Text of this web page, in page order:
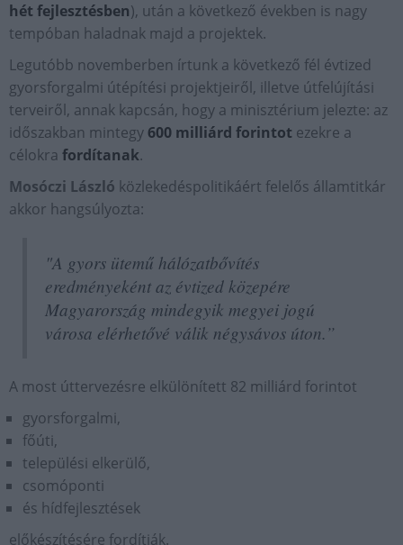
hét fejlesztésben), után a következő években is nagy
tempóban haladnak majd a projektek.
Legutóbb novemberben írtunk a következő fél évtized
gyorsforgalmi útépítési projektjeiről, illetve útfelújítási
terveiről, annak kapcsán, hogy a minisztérium jelezte: az
időszakban mintegy 600 milliárd forintot ezekre a
célokra fordítanak.
Mosóczi László közlekedéspolitikáért felelős államtitkár
akkor hangsúlyozta:
"A gyors ütemű hálózatbővítés
eredményeként az évtized közepére
Magyarország mindegyik megyei jogú
városa elérhetővé válik négysávos úton.”
A most úttervezésre elkülönített 82 milliárd forintot
gyorsforgalmi,
főúti,
települési elkerülő,
csomóponti
és hídfejlesztések
előkészítésére fordítják.